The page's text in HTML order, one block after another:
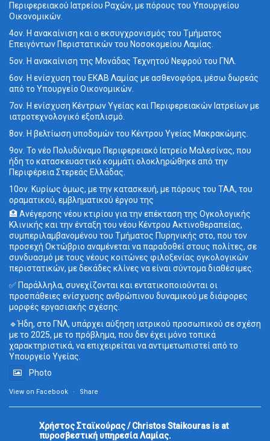
Περιφερειακού Ιατρείου Ραχών, με πόρους του Υπουργείου
Οικονομικών.
4ον. Η ανακαίνιση και ο εκσυγχρονισμός του Τμήματος
Επειγόντων Περιστατικών του Νοσοκομείου Λαμίας.
5ον. Η ανακαίνιση της Μονάδας Τεχνητού Νεφρού του ΓΝΛ.
6ον. Η ενίσχυση του ΕΚΑΒ Λαμίας με ασθενοφόρα, μέσω δωρεάς
από το Υπουργείο Οικονομικών.
7ον. Η ενίσχυση Κέντρων Υγείας και Περιφερειακών Ιατρείων με
ιατροτεχνολογικό εξοπλισμό.
8ον. Η βελτίωση υποδομών του Κέντρου Υγείας Μακρακώμης.
9ον. Το νέο Πολυδύναμο Περιφερειακό Ιατρείο Μαλεσίνας, που
ήδη το κατασκευαστικό κομμάτι ολοκληρώθηκε από την
Περιφέρεια Στερεάς Ελλάδας.
10ον. Κυρίως όμως, με την κατασκευή, με πόρους του ΤΑΑ, του
οραματικού, εμβληματικού έργου της
🏥 Ανέγερσης νέου κτιρίου για την επέκταση της Ογκολογικής
Κλινικής και την ένταξη του νέου Κέντρου Ακτινοθεραπείας,
συμπεριλαμβανομένου του Τμήματος Πυρηνικής στο, που τον
προσεχή Οκτώβριο αναμένεται να παραδοθεί στους πολίτες, σε
συνδυασμό με τους νέους κοιτώνες φιλοξενίας ογκολογικών
περιστατικών, με δεκάδες κλίνες να είναι σύντομα διαθέσιμες.
✅ Παράλληλα, συνεχίζονται και εντατικοποιούνται οι
προσπάθειες ενίσχυσης ανθρώπινου δυναμικού με διάφορες
μορφές εργασιακής σχέσης.
🔹Ήδη, στο ΓΝΛ, υπάρχει αύξηση ιατρικού προσωπικού σε σχέση
με το 2025, με το πρόβλημα, που δεν έχει μόνο τοπικά
χαρακτηριστικά, να επιχειρείται να αντιμετωπιστεί από το
Υπουργείο Υγείας.
Photo
View on Facebook · Share
Χρήστος Σταϊκούρας / Christos Staikouras is at
πυροσβεστική υπηρεσία Λαμίας.